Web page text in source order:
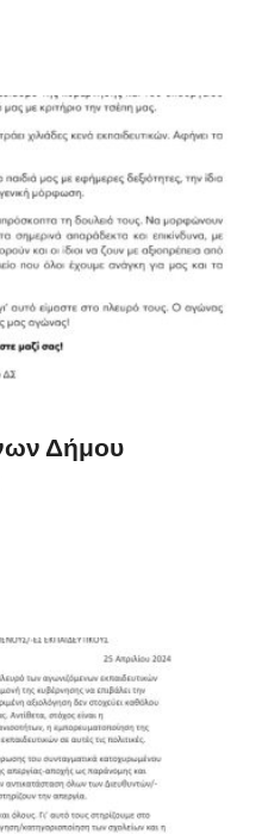
Δήμου